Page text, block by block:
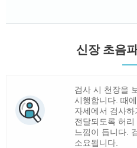
신장 초음
검사 시 천장을
시행합니다. 때
자세에서 검사
전달되도록 허
느낌이 듭니다.
소요됩니다.